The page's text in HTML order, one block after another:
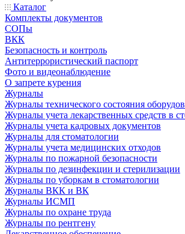
Каталог
Комплекты документов
СОПы
ВКК
Безопасность и контроль
Антитеррористический паспорт
Фото и видеонаблюдение
О запрете курения
Журналы
Журналы технического состояния
Журналы учета лекарственных средств в
Журналы учета кадровых документов
Журналы для стоматологии
Журналы учета медицинских отходов
Журналы по пожарной безопасности
Журналы по дезинфекции и стерилизации
Журналы по уборкам в стоматологии
Журналы ВКК и ВК
Журналы ИСМП
Журналы по охране труда
Журналы по рентгену